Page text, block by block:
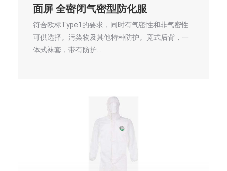
面屏 全密闭气密型防化服
符合欧标Type1的要求，同时有气密性和非气密性
可供选择。污染物及其他特种防护。宽式后背，一
体式袜套，带有防护…